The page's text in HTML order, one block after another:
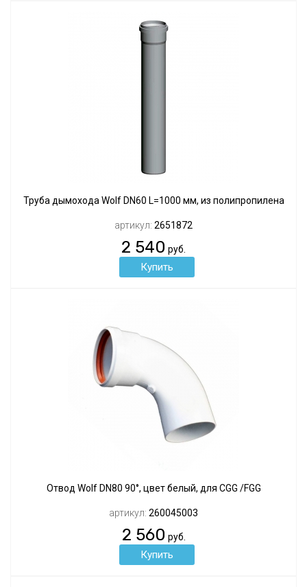
Труба дымохода Wolf DN60 L=1000 мм, из полипропилена
артикул: 2651872
2 540 руб.
Отвод Wolf DN80 90°, цвет белый, для CGG /FGG
артикул: 260045003
2 560 руб.